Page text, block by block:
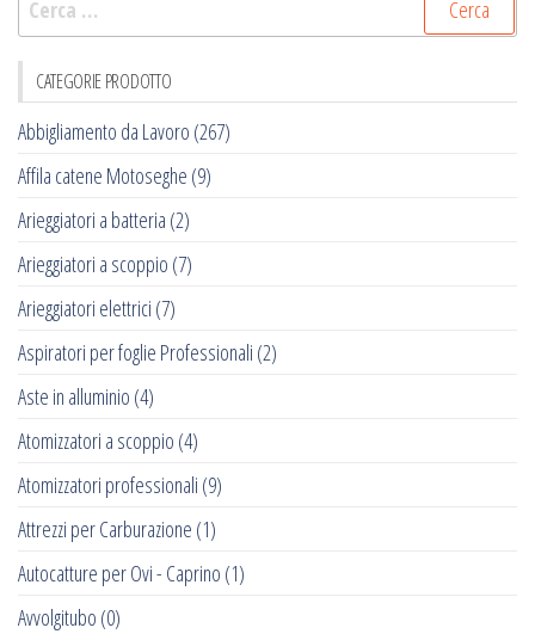
per:
CATEGORIE PRODOTTO
Abbigliamento da Lavoro (267)
Affila catene Motoseghe (9)
Arieggiatori a batteria (2)
Arieggiatori a scoppio (7)
Arieggiatori elettrici (7)
Aspiratori per foglie Professionali (2)
Aste in alluminio (4)
Atomizzatori a scoppio (4)
Atomizzatori professionali (9)
Attrezzi per Carburazione (1)
Autocatture per Ovi - Caprino (1)
Avvolgitubo (0)